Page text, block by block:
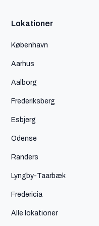
Lokationer
København
Aarhus
Aalborg
Frederiksberg
Esbjerg
Odense
Randers
Lyngby-Taarbæk
Fredericia
Alle lokationer